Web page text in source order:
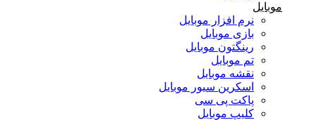
موبایل
نرم افزار موبایل
بازی موبایل
رینگتون موبایل
تم موبایل
نقشه موبایل
اسکرین سیور موبایل
پاکت پی سی
کلیپ موبایل